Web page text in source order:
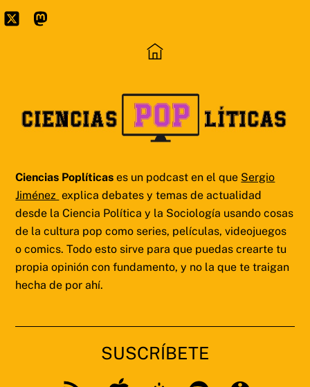
Skip
to
Icon
Mastodon
Ciencias Poplíticas es un podcast en el que Sergio
Jiménez explica debates y temas de actualidad
desde la Ciencia Política y la Sociología usando cosas
de la cultura pop como series, películas, videojuegos
o comics. Todo esto sirve para que puedas crearte tu
propia opinión con fundamento, y no la que te traigan
hecha de por ahí.
SUSCRÍBETE